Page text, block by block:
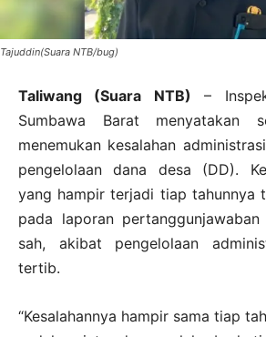
Tajuddin(Suara NTB/bug)
Taliwang (Suara NTB) –
Sumbawa Barat menyatakan
menemukan kesalahan
pengelolaan dana desa (DD).
yang hampir terjadi tiap tahunnya
pada laporan
sah, akibat pengelolaan
tertib.
“Kesalahannya hampir sama tiap